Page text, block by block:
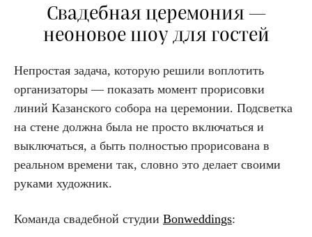
Свадебная церемония —
неоновое шоу для гостей
Непростая задача, которую решили воплотить
организаторы — показать момент прорисовки
линий Казанского собора на церемонии. Подсветка
на стене должна была не просто включаться и
выключаться, а быть полностью прорисована в
реальном времени так, словно это делает своими
руками художник.
Команда свадебной студии Bonweddings: